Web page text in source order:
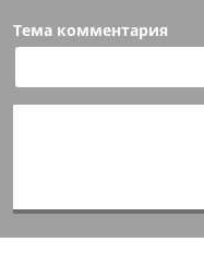
Тема комментария